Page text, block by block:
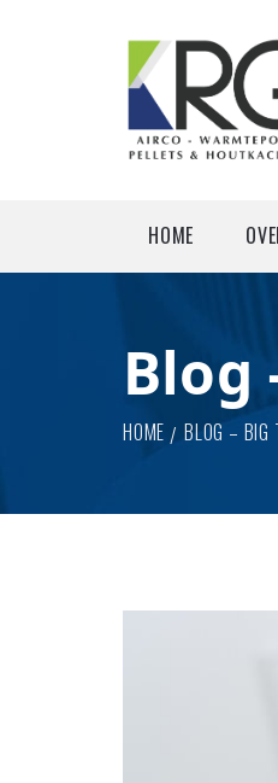
HOME
Blog
HOME BLOG – BIG